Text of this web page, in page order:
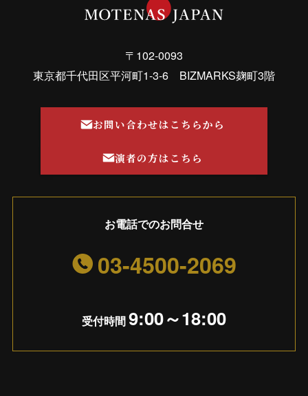
〒102-0093
東京都千代田区平河町1-3-6 BIZMARKS麹町3階
お問い合わせはこちらから
演者の方はこちら
お電話でのお問合せ
03-4500-2069
受付時間9:00～18:00